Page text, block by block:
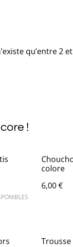
qu’entre 2
!
colore
6,00 €